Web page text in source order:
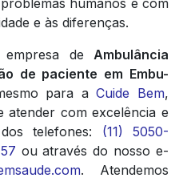
humanos e com
e às diferenças.
de Ambulância
de paciente em Embu-
para aCuide Bem,
com excelência e
telefones: (11) 5050-
ou através do nosso e-
. Atendemos